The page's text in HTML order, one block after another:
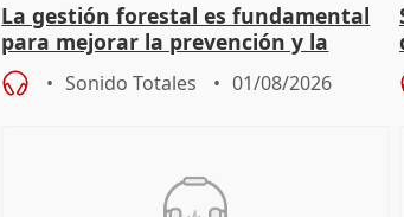
La gestión forestal es fundamental
para mejorar la prevención y la
actuación frente a incendios
Sonido Totales 01/08/2026